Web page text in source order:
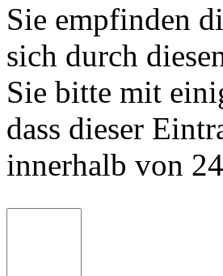
Sie empfinden
sich durch
Sie bitte mit
dass dieser
innerhalb von